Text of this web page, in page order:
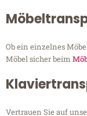
Ob ein einzelnes
Möbel sicher beim
Vertrauen Sie auf